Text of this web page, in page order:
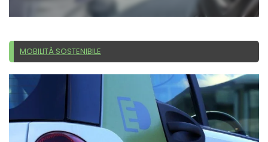
MOBILITÀ SOSTENIBILE